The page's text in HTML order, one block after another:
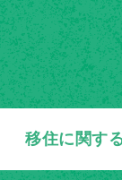
移住に関す